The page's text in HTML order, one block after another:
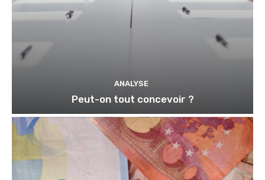
ANALYSE
Peut-on tout concevoir ?